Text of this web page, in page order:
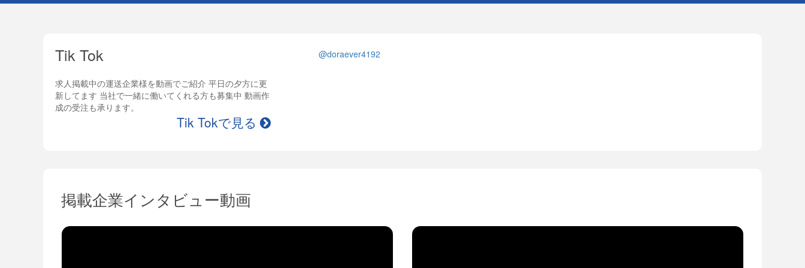
Tik Tok
求人掲載中の運送企業様を動画でご紹介 平日の夕方に更
新してます 当社で一緒に働いてくれる方も募集中 動画作
成の受注も承ります。
Tik Tokで見る
@doraever4192
掲載企業インタビュー動画